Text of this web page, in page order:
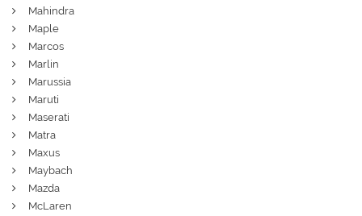
Mahindra
Maple
Marcos
Marlin
Marussia
Maruti
Maserati
Matra
Maxus
Maybach
Mazda
McLaren